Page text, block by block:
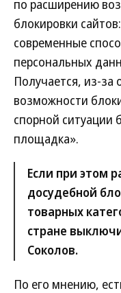
по расширению
блокировки
современные
персональных
Получается, из-за
возможности
спорной ситуации
площадка».
Если при этом
досудебной
товарных
стране
Соколов.
По его мнению,